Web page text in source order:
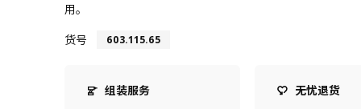
用。
货号
603.115.65
组装服务 无忧退货